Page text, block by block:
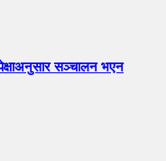
सञ्चालन भएन